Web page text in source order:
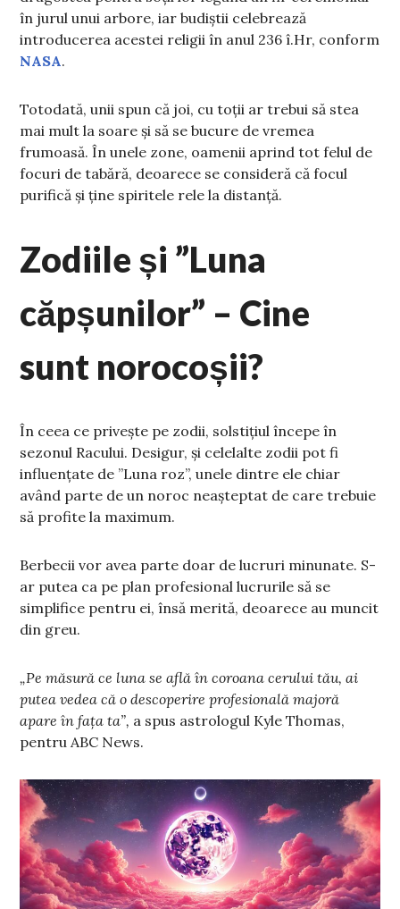
în jurul unui arbore, iar budiștii celebrează
introducerea acestei religii în anul 236 î.Hr, conform
NASA.
Totodată, unii spun că joi, cu toții ar trebui să stea
mai mult la soare și să se bucure de vremea
frumoasă. În unele zone, oamenii aprind tot felul de
focuri de tabără, deoarece se consideră că focul
purifică și ține spiritele rele la distanță.
Zodiile și ”Luna
căpșunilor” – Cine
sunt norocoșii?
În ceea ce privește pe zodii, solstițiul începe în
sezonul Racului. Desigur, și celelalte zodii pot fi
influențate de ”Luna roz”, unele dintre ele chiar
având parte de un noroc neașteptat de care trebuie
să profite la maximum.
Berbecii vor avea parte doar de lucruri minunate. S-
ar putea ca pe plan profesional lucrurile să se
simplifice pentru ei, însă merită, deoarece au muncit
din greu.
„Pe măsură ce luna se află în coroana cerului tău, ai
putea vedea că o descoperire profesională majoră
apare în fața ta”, a spus astrologul Kyle Thomas,
pentru ABC News.